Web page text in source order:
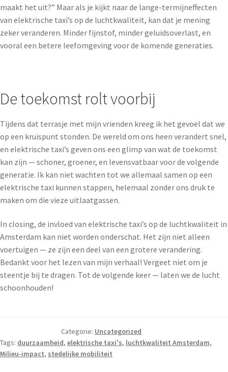
maakt het uit?” Maar als je kijkt naar de lange-termijneffecten
van elektrische taxi’s op de luchtkwaliteit, kan dat je mening
zeker veranderen. Minder fijnstof, minder geluidsoverlast, en
vooral een betere leefomgeving voor de komende generaties.
De toekomst rolt voorbij
Tijdens dat terrasje met mijn vrienden kreeg ik het gevoel dat we
op een kruispunt stonden. De wereld om ons heen verandert snel,
en elektrische taxi’s geven ons een glimp van wat de toekomst
kan zijn — schoner, groener, en levensvatbaar voor de volgende
generatie. Ik kan niet wachten tot we allemaal samen op een
elektrische taxi kunnen stappen, helemaal zonder ons druk te
maken om die vieze uitlaatgassen.
In closing, de invloed van elektrische taxi’s op de luchtkwaliteit in
Amsterdam kan niet worden onderschat. Het zijn niet alleen
voertuigen — ze zijn een deel van een grotere verandering.
Bedankt voor het lezen van mijn verhaal! Vergeet niet om je
steentje bij te dragen. Tot de volgende keer — laten we de lucht
schoonhouden!
Categorie: Uncategorized
Tags: duurzaamheid, elektrische taxi's, luchtkwaliteit Amsterdam,
Milieu-impact, stedelijke mobiliteit